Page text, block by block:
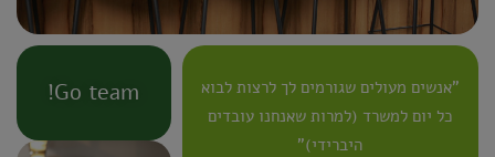
"אנשים מעולים שגורמים לך לרצות לבוא
כל יום למשרד (למרות שאנחנו עובדים
היברידי)"
Go team!